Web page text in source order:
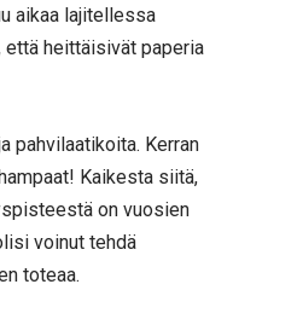
aikaa lajitellessa
että heittäisivät paperia
pahvilaatikoita. Kerran
Kaikesta siitä,
on vuosien
voinut tehdä
toteaa.